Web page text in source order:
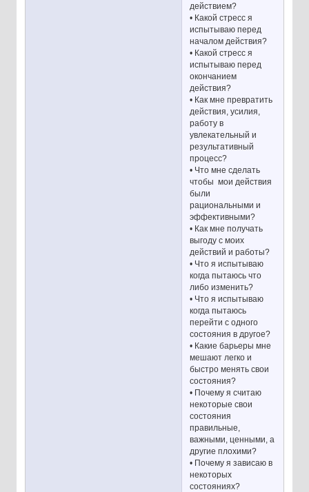
действием?
• Какой стресс я
испытываю перед
началом действия?
• Какой стресс я
испытываю перед
окончанием
действия?
• Как мне превратить
действия, усилия,
работу в
увлекательный и
результативный
процесс?
• Что мне сделать
чтобы мои действия
были
рациональными и
эффективными?
• Как мне получать
выгоду с моих
действий и работы?
• Что я испытываю
когда пытаюсь что
либо изменить?
• Что я испытываю
когда пытаюсь
перейти с одного
состояния в другое?
• Какие барьеры мне
мешают легко и
быстро менять свои
состояния?
• Почему я считаю
некоторые свои
состояния
правильные,
важными, ценными, а
другие плохими?
• Почему я зависаю в
некоторых
состояниях?